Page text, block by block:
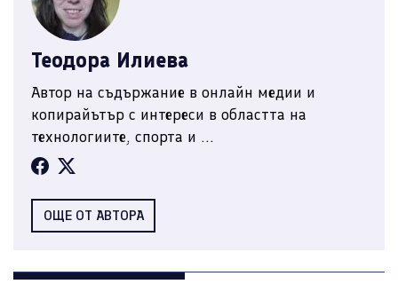
Теодора Илиева
Автор на съдържание в онлайн медии и
копирайътър с интереси в областта на
технологиите, спорта и ...
ОЩЕ ОТ АВТОРА